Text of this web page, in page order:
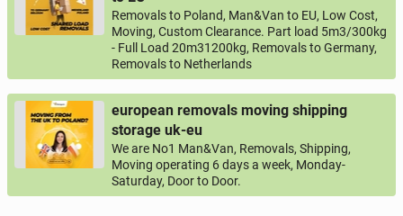
Removals to Poland, Man&Van to EU, Low Cost,
Moving, Custom Clearance. Part load 5m3/300kg
- Full Load 20m31200kg, Removals to Germany,
Removals to Netherlands
european removals moving shipping
storage uk-eu
We are No1 Man&Van, Removals, Shipping,
Moving operating 6 days a week, Monday-
Saturday, Door to Door.